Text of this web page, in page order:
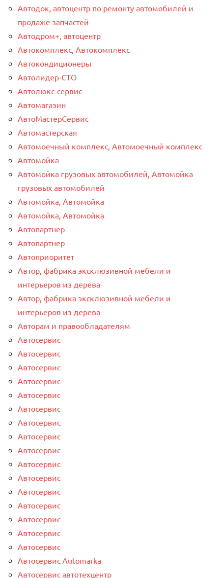
Автодок, автоцентр по ремонту автомобилей и
продаже запчастей
Автодром+, автоцентр
Автокомплекс, Автокомплекс
Автокондиционеры
Автолидер-СТО
Автолюкс-сервис
Автомагазин
АвтоМастерСервис
Автомастерская
Автомоечный комплекс, Автомоечный комплекс
Автомойка
Автомойка грузовых автомобилей, Автомойка
грузовых автомобилей
Автомойка, Автомойка
Автомойка, Автомойка
Автопартнер
Автопартнер
Автоприоритет
Автор, фабрика эксклюзивной мебели и
интерьеров из дерева
Автор, фабрика эксклюзивной мебели и
интерьеров из дерева
Авторам и правообладателям
Автосервис
Автосервис
Автосервис
Автосервис
Автосервис
Автосервис
Автосервис
Автосервис
Автосервис
Автосервис
Автосервис
Автосервис
Автосервис
Автосервис
Автосервис
Автосервис
Автосервис Automarka
Автосервис автотехцентр